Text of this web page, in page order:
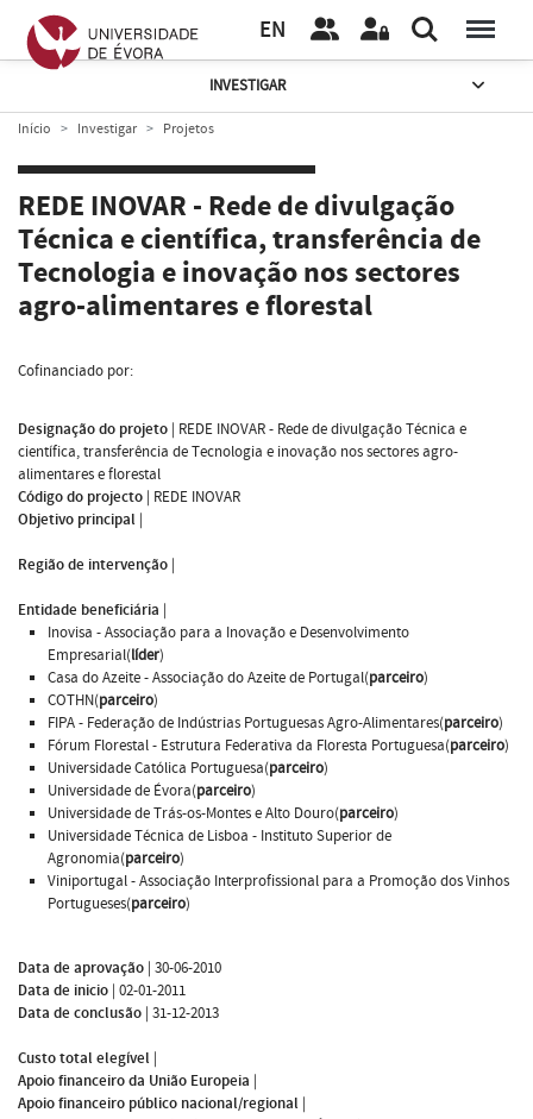
EN
INVESTIGAR
Início Investigar Projetos
REDE INOVAR - Rede de divulgação
Técnica e científica, transferência de
Tecnologia e inovação nos sectores
agro-alimentares e florestal
Cofinanciado por:
Designação do projeto | REDE INOVAR - Rede de divulgação Técnica e
científica, transferência de Tecnologia e inovação nos sectores agro-
alimentares e florestal
Código do projecto | REDE INOVAR
Objetivo principal |
Região de intervenção |
Entidade beneficiária |
Inovisa - Associação para a Inovação e Desenvolvimento
Empresarial(líder)
Casa do Azeite - Associação do Azeite de Portugal(parceiro)
COTHN(parceiro)
FIPA - Federação de Indústrias Portuguesas Agro-Alimentares(parceiro)
Fórum Florestal - Estrutura Federativa da Floresta Portuguesa(parceiro)
Universidade Católica Portuguesa(parceiro)
Universidade de Évora(parceiro)
Universidade de Trás-os-Montes e Alto Douro(parceiro)
Universidade Técnica de Lisboa - Instituto Superior de
Agronomia(parceiro)
Viniportugal - Associação Interprofissional para a Promoção dos Vinhos
Portugueses(parceiro)
Data de aprovação | 30-06-2010
Data de inicio | 02-01-2011
Data de conclusão | 31-12-2013
Custo total elegível |
Apoio financeiro da União Europeia |
Apoio financeiro público nacional/regional |